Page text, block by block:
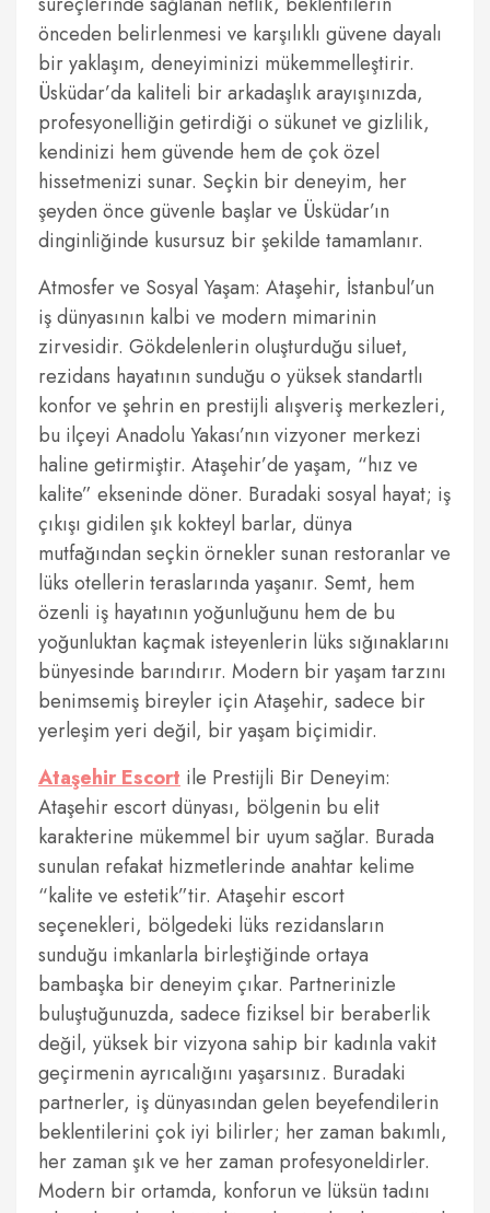
önceden belirlenmesi ve karşılıklı güvene dayalı
bir yaklaşım, deneyiminizi mükemmelleştirir.
Üsküdar’da kaliteli bir arkadaşlık arayışınızda,
profesyonelliğin getirdiği o sükunet ve gizlilik,
kendinizi hem güvende hem de çok özel
hissetmenizi sunar. Seçkin bir deneyim, her
şeyden önce güvenle başlar ve Üsküdar’ın
dinginliğinde kusursuz bir şekilde tamamlanır.
Atmosfer ve Sosyal Yaşam: Ataşehir, İstanbul’un
iş dünyasının kalbi ve modern mimarinin
zirvesidir. Gökdelenlerin oluşturduğu siluet,
rezidans hayatının sunduğu o yüksek standartlı
konfor ve şehrin en prestijli alışveriş merkezleri,
bu ilçeyi Anadolu Yakası’nın vizyoner merkezi
haline getirmiştir. Ataşehir’de yaşam, “hız ve
kalite” ekseninde döner. Buradaki sosyal hayat; iş
çıkışı gidilen şık kokteyl barlar, dünya
mutfağından seçkin örnekler sunan restoranlar ve
lüks otellerin teraslarında yaşanır. Semt, hem
özenli iş hayatının yoğunluğunu hem de bu
yoğunluktan kaçmak isteyenlerin lüks sığınaklarını
bünyesinde barındırır. Modern bir yaşam tarzını
benimsemiş bireyler için Ataşehir, sadece bir
yerleşim yeri değil, bir yaşam biçimidir.
Ataşehir Escort ile Prestijli Bir Deneyim:
Ataşehir escort dünyası, bölgenin bu elit
karakterine mükemmel bir uyum sağlar. Burada
sunulan refakat hizmetlerinde anahtar kelime
“kalite ve estetik”tir. Ataşehir escort
seçenekleri, bölgedeki lüks rezidansların
sunduğu imkanlarla birleştiğinde ortaya
bambaşka bir deneyim çıkar. Partnerinizle
buluştuğunuzda, sadece fiziksel bir beraberlik
değil, yüksek bir vizyona sahip bir kadınla vakit
geçirmenin ayrıcalığını yaşarsınız. Buradaki
partnerler, iş dünyasından gelen beyefendilerin
beklentilerini çok iyi bilirler; her zaman bakımlı,
her zaman şık ve her zaman profesyoneldirler.
Modern bir ortamda, konforun ve lüksün tadını